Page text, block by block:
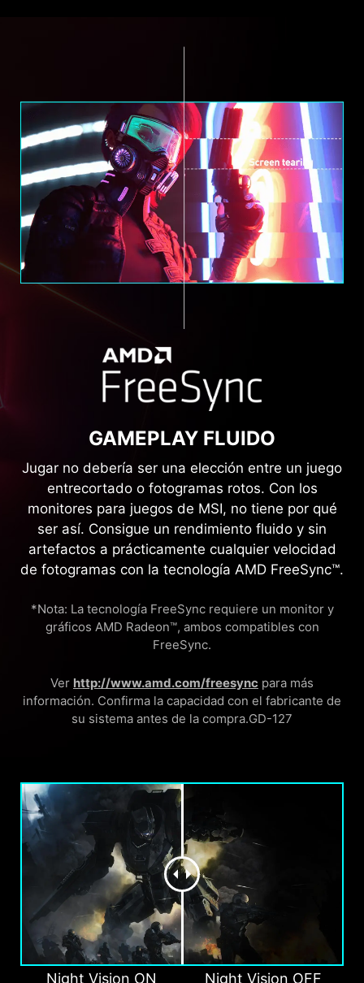
GAMEPLAY FLUIDO
Jugar no debería ser una elección entre un juego
entrecortado o fotogramas rotos. Con los
monitores para juegos de MSI, no tiene por qué
ser así. Consigue un rendimiento fluido y sin
artefactos a prácticamente cualquier velocidad
de fotogramas con la tecnología AMD FreeSync™.
*Nota: La tecnología FreeSync requiere un monitor y
gráficos AMD Radeon™, ambos compatibles con
FreeSync.
Ver http://www.amd.com/freesync para más
información. Confirma la capacidad con el fabricante de
su sistema antes de la compra.GD-127
Night Vision ON Night Vision OFF